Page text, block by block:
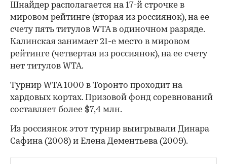
00:00 00:00
Шнайдер располагается на 17-й строчке в
мировом рейтинге (вторая из россиянок), на ее
счету пять титулов WTA в одиночном разряде.
Калинская занимает 21-е место в мировом
рейтинге (четвертая из россиянок), на ее счету
нет титулов WTA.
Турнир WTA 1000 в Торонто проходит на
хардовых кортах. Призовой фонд соревнований
составляет более $7,4 млн.
Из россиянок этот турнир выигрывали Динара
Сафина (2008) и Елена Дементьева (2009).